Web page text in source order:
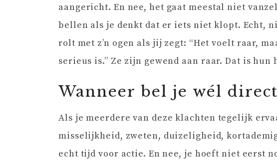
aangericht. En nee, het gaat meestal niet
bellen als je denkt dat er iets niet klopt. Echt,
rolt met z’n ogen als jij zegt: “Het voelt raar,
serieus is.” Ze zijn gewend aan raar. Dat is hun
Wanneer bel je wél
Als je meerdere van deze klachten tegelijk
misselijkheid, zweten, duizeligheid,
echt tijd voor actie. En nee, je hoeft niet eerst